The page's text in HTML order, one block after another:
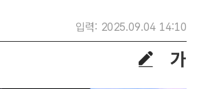
입력: 2025.09.04 14:10